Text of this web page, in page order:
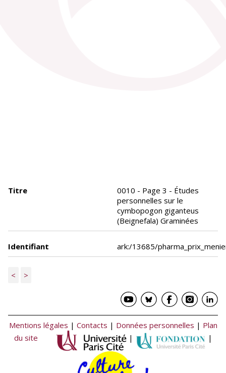
Titre
0010 - Page 3 - Études
personnelles sur le
cymbopogon giganteus
(Beignefala) Graminées
Identifiant ark:/13685/
< >
Mentions légales | Contacts | Données personnelles | Plan
du site
| |